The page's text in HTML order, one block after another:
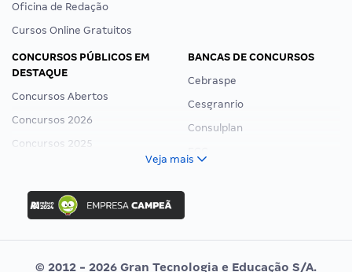
Oficina de Redação
Cursos Online Gratuitos
CONCURSOS PÚBLICOS EM
DESTAQUE
Concursos Abertos
Concursos 2026
Concursos 2025
Concurso Ibama
Concurso MPU
Editais publicados
BANCAS DE CONCURSOS
Cebraspe
Cesgranrio
Consulplan
Vunesp
Veja mais
© 2012 - 2026 Gran Tecnologia e Educação S/A.